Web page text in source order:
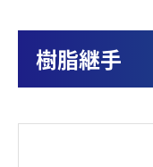
樹脂継手